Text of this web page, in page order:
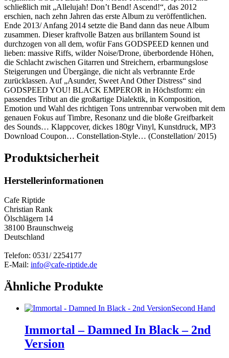
schließlich mit „Allelujah! Don’t Bend! Ascend!“, das 2012
erschien, nach zehn Jahren das erste Album zu veröffentlichen.
Ende 2013/ Anfang 2014 setzte die Band dann das neue Album
zusammen. Dieser kraftvolle Batzen aus brillantem Sound ist
durchzogen von all dem, wofür Fans GODSPEED kennen und
lieben: massive Riffs, wilder Noise/Drone, überbordende Höhen,
die Schlacht zwischen Gitarren und Streichern, erbarmungslose
Steigerungen und Übergänge, die nicht als verbrannte Erde
zurücklassen. Auf „Asunder, Sweet And Other Distress“ sind
GODSPEED YOU! BLACK EMPEROR in Höchstform: ein
passendes Tribut an die großartige Dialektik, in Komposition,
Emotion und Wahl des richtigen Tons untrennbar verwoben mit dem
genauen Fokus auf Timbre, Resonanz und die bloße Greifbarkeit
des Sounds… Klappcover, dickes 180gr Vinyl, Kunstdruck, MP3
Download Coupon… Constellation-Style… (Constellation/ 2015)
Produktsicherheit
Herstellerinformationen
Cafe Riptide
Christian Rank
Ölschlägern 14
38100 Braunschweig
Deutschland
Telefon: 0531/ 2254177
E-Mail: info@cafe-riptide.de
Ähnliche Produkte
Second Hand
Immortal – Damned In Black – 2nd
Version